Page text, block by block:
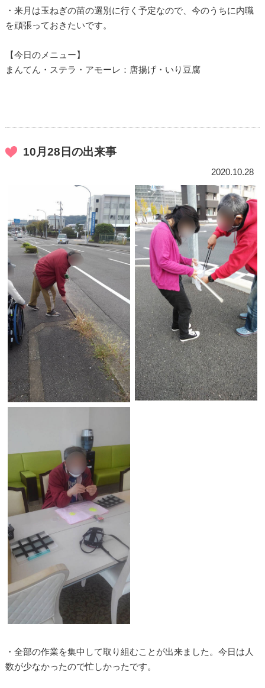
・来月は玉ねぎの苗の選別に行く予定なので、今のうちに内職
を頑張っておきたいです。
【今日のメニュー】
まんてん・ステラ・アモーレ：唐揚げ・いり豆腐
10月28日の出来事
2020.10.28
・全部の作業を集中して取り組むことが出来ました。今日は人
数が少なかったので忙しかったです。